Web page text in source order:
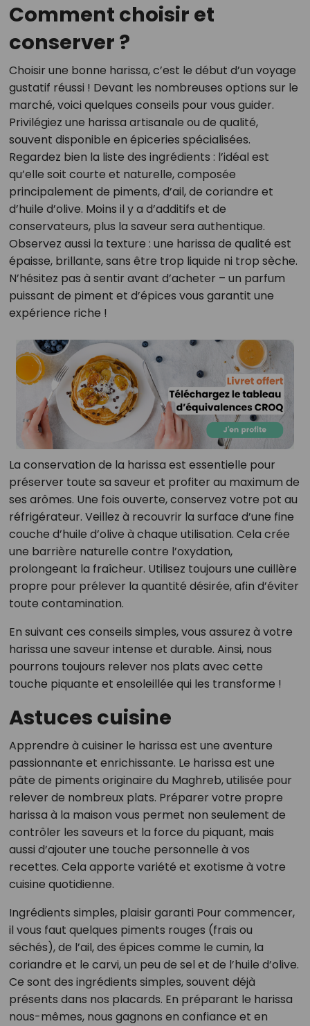
Comment choisir et
conserver ?
Choisir une bonne harissa, c’est le début d’un voyage
gustatif réussi ! Devant les nombreuses options sur le
marché, voici quelques conseils pour vous guider.
Privilégiez une harissa artisanale ou de qualité,
souvent disponible en épiceries spécialisées.
Regardez bien la liste des ingrédients : l’idéal est
qu’elle soit courte et naturelle, composée
principalement de piments, d’ail, de coriandre et
d’huile d’olive. Moins il y a d’additifs et de
conservateurs, plus la saveur sera authentique.
Observez aussi la texture : une harissa de qualité est
épaisse, brillante, sans être trop liquide ni trop sèche.
N’hésitez pas à sentir avant d’acheter – un parfum
puissant de piment et d’épices vous garantit une
expérience riche !
La conservation de la harissa est essentielle pour
préserver toute sa saveur et profiter au maximum de
ses arômes. Une fois ouverte, conservez votre pot au
réfrigérateur. Veillez à recouvrir la surface d’une fine
couche d’huile d’olive à chaque utilisation. Cela crée
une barrière naturelle contre l’oxydation,
prolongeant la fraîcheur. Utilisez toujours une cuillère
propre pour prélever la quantité désirée, afin d’éviter
toute contamination.
En suivant ces conseils simples, vous assurez à votre
harissa une saveur intense et durable. Ainsi, nous
pourrons toujours relever nos plats avec cette
touche piquante et ensoleillée qui les transforme !
Astuces cuisine
Apprendre à cuisiner le harissa est une aventure
passionnante et enrichissante. Le harissa est une
pâte de piments originaire du Maghreb, utilisée pour
relever de nombreux plats. Préparer votre propre
harissa à la maison vous permet non seulement de
contrôler les saveurs et la force du piquant, mais
aussi d’ajouter une touche personnelle à vos
recettes. Cela apporte variété et exotisme à votre
cuisine quotidienne.
Ingrédients simples, plaisir garanti Pour commencer,
il vous faut quelques piments rouges (frais ou
séchés), de l’ail, des épices comme le cumin, la
coriandre et le carvi, un peu de sel et de l’huile d’olive.
Ce sont des ingrédients simples, souvent déjà
présents dans nos placards. En préparant le harissa
nous-mêmes, nous gagnons en confiance et en